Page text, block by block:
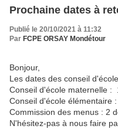
Prochaine dates à
Publié le 20/10/2021 à 11:32
Par FCPE ORSAY Mondétour
Bonjour,
Les dates des conseil
Conseil d'école maternelle :
Conseil d'école élémentaire
Commission des menus : 2
N'hésitez-pas à nous faire